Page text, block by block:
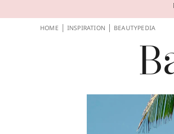
HOME INSPIRATION BEAUTYPEDIA